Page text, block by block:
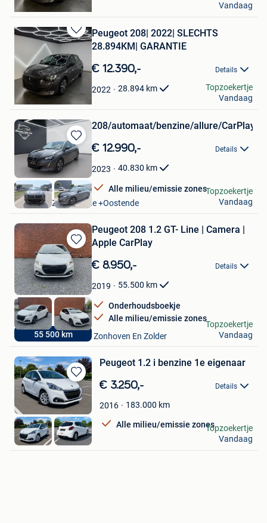
Brugge
Vandaag
Bewaren
Mijn
Favorieten
Peugeot 208| 2022| SLECHTS
28.894KM| GARANTIE
€ 12.390,- Details
2022 28.894 km
DD Motors BV
Brugge
Topzoekertje
Vandaag
Bewaren
in
Mijn
Favorieten
208/automaat/benzine/allure/CarPlay/
€ 12.990,- Details
2023 40.830 km
Alle milieu/emissie zones
borsellino car
Oostende Zandvoorde +Oostende
Topzoekertje
Vandaag
Bewaren
in
Mijn
Favorieten
55 500 km
Peugeot 208 1.2 GT- Line | Camera |
Apple CarPlay
€ 8.950,- Details
2019 55.500 km
Onderhoudsboekje
Alle milieu/emissie zones
BGZ Cars
Houthalen+ Deel Van Zonhoven En Zolder
Topzoekertje
Vandaag
Bewaren
in
Mijn
Favorieten
Peugeot 1.2 i benzine 1e eigenaar
€ 3.250,- Details
2016 183.000 km
Alle milieu/emissie zones
yourscar
Ransart
Topzoekertje
Vandaag